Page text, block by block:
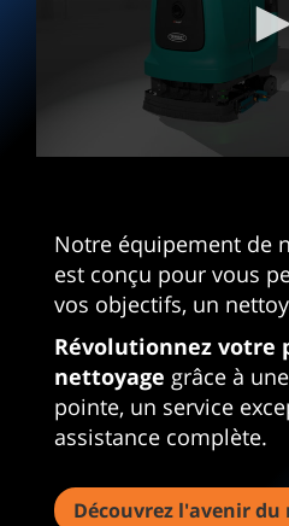
minutes,
seconds
Notre équipement de
est conçu pour vous
vos objectifs, un
Révolutionnez votre
nettoyage grâce à
pointe, un service
assistance complète.
Découvrez l'avenir